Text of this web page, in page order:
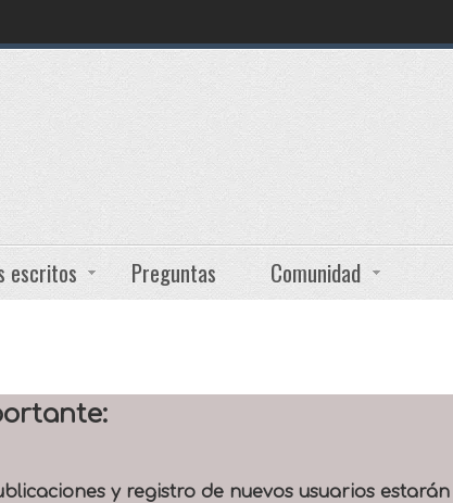
escritos Preguntas Comunidad
y registro de nuevos usuarios